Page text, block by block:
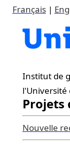
Français|
Institut de
l'Université
Projets
Nouvelle